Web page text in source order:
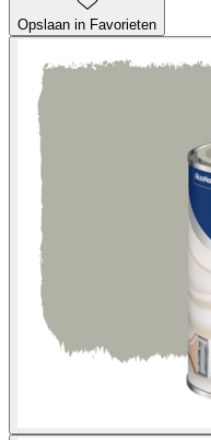
Opslaan in Favorieten